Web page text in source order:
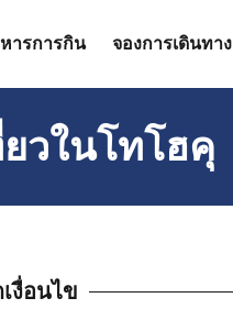
ารการกิน จองการเดินทาง
วในโทโฮคุ
งื่อนไข